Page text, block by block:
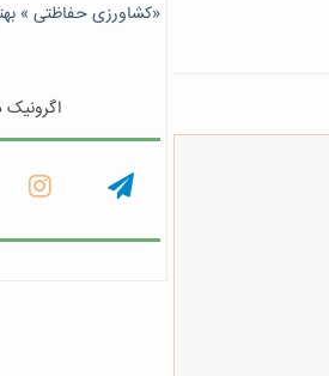
«کشاورزی حفاظتی »